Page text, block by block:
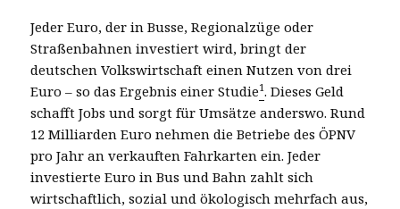
Jeder Euro, der in Busse, Regionalzüge oder
Straßenbahnen investiert wird, bringt der
deutschen Volkswirtschaft einen Nutzen von drei
Euro – so das Ergebnis einer Studie1. Dieses Geld
schafft Jobs und sorgt für Umsätze anderswo. Rund
12 Milliarden Euro nehmen die Betriebe des ÖPNV
pro Jahr an verkauften Fahrkarten ein. Jeder
investierte Euro in Bus und Bahn zahlt sich
wirtschaftlich, sozial und ökologisch mehrfach aus,